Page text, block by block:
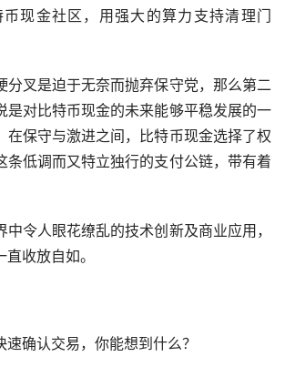
现金社区，用强大的算力支持清理门
分叉是迫于无奈而抛弃保守党，那么第二
是对比特币现金的未来能够平稳发展的一
在保守与激进之间，比特币现金选择了权
条低调而又特立独行的支付公链，带有着
令人眼花缭乱的技术创新及商业应用，
收放自如。
确认交易，你能想到什么？